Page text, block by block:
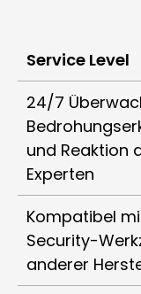
Service Level
24/7
und Reaktion
Experten
Kompatibel
Security-
anderer